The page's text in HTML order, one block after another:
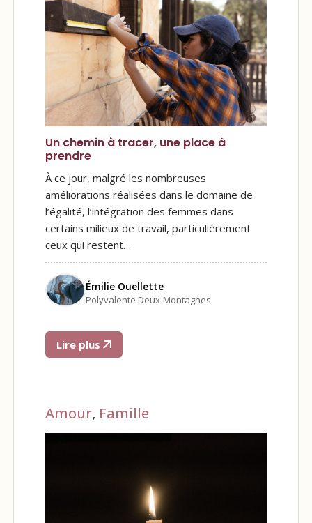
Un chemin à tracer, une place à
prendre
À ce jour, malgré les nombreuses
améliorations réalisées dans le domaine de
l’égalité, l’intégration des femmes dans
certains milieux de travail, particulièrement
ceux qui restent…
Émilie Ouellette
Polyvalente Deux-Montagnes
Lire plus
Amour, Famille